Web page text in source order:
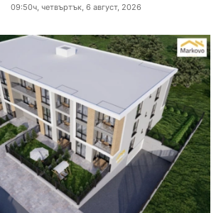
09:50ч, четвъртък, 6 август, 2026